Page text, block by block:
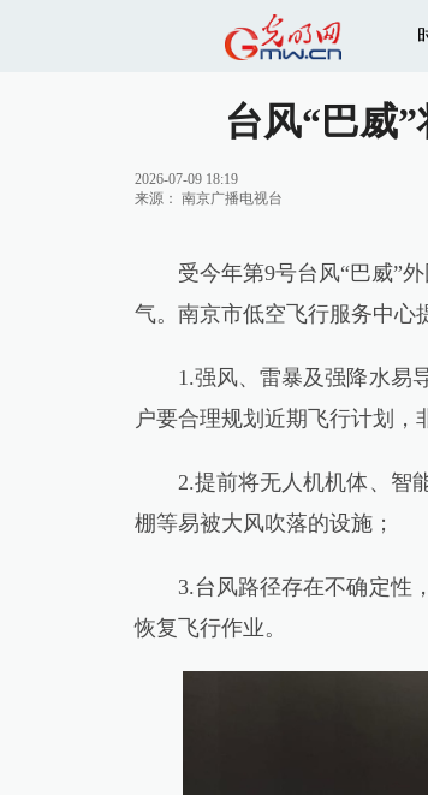
台风“巴威
2026-07-09 18:19
来源： 南京广播电视台
受今年第9号台风“巴威”外
气。南京市低空飞行服务中心
1.强风、雷暴及强降水易导
户要合理规划近期飞行计划，
2.提前将无人机机体、智能
棚等易被大风吹落的设施；
3.台风路径存在不确定性，
恢复飞行作业。